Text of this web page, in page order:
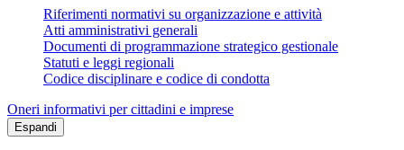
Riferimenti normativi su organizzazione e attività
Atti amministrativi generali
Documenti di programmazione strategico gestionale
Statuti e leggi regionali
Codice disciplinare e codice di condotta
Oneri informativi per cittadini e imprese
Espandi